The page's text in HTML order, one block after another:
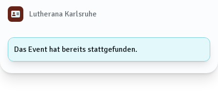
Lutherana Karlsruhe
Das Event hat bereits stattgefunden.